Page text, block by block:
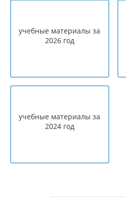
учебные материалы за
2026 год
учебные материалы за
2024 год